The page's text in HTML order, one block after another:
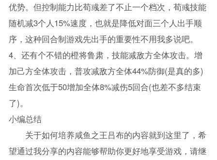
优势。但控制能力比荀彧差了不止一个档次，荀彧技能
随机减3个人15%速度，也就是降低对面三个人出手顺
序，这种回合制游戏先出手的重要性不用我多说吧。
4、还有个不错的橙将鲁肃，技能减敌方全体攻击。增
加己方全体攻击，普攻减敌方全体44%防御(是真的多)
生命首次低于50增加全体8%减伤5回合(也差不多结束
了)。
小编总结
关于如何培养咸鱼之王吕布的内容就到这里了，希
望通过我分享的内容能够帮助你更好地享受游戏，请继